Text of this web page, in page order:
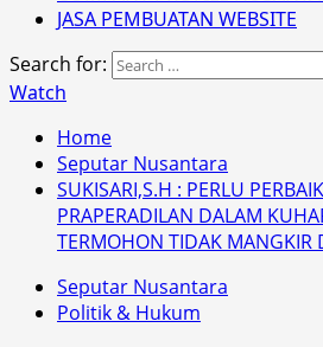
JASA PEMBUATAN WEBSITE
Search for:
Watch
Home
Seputar Nusantara
SUKISARI,S.H : PERLU
PRAPERADILAN DALAM
TERMOHON TIDAK MANGKIR
Seputar Nusantara
Politik & Hukum